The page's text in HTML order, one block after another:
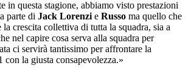
in questa stagione, abbiamo visto prestazioni
parte di Jack Lorenzi e Russo ma quello che
crescita collettiva di tutta la squadra, sia a
nel capire cosa serva alla squadra per
ci servirà tantissimo per affrontare la
con la giusta consapevolezza.»